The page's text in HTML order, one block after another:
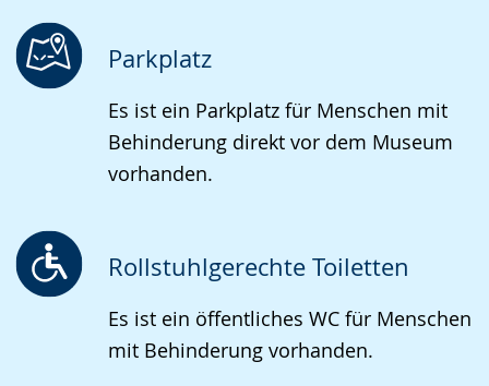
wechseln.
Deutscher
Gebärdensprache
wird
Parkplatz
Es ist ein Parkplatz für Menschen mit
Behinderung direkt vor dem Museum
vorhanden.
Rollstuhlgerechte Toiletten
Es ist ein öffentliches WC für Menschen
mit Behinderung vorhanden.